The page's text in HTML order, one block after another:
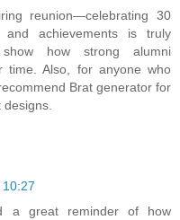
reunion—celebrating 30
achievements is truly
how strong alumni
time. Also, for anyone who
Brat generator for
a great reminder of how